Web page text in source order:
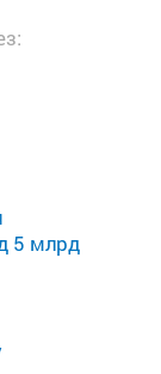
5 млрд